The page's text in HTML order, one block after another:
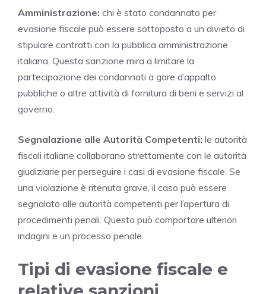
Amministrazione: chi è stato condannato per
evasione fiscale può essere sottoposto a un divieto di
stipulare contratti con la pubblica amministrazione
italiana. Questa sanzione mira a limitare la
partecipazione dei condannati a gare d’appalto
pubbliche o altre attività di fornitura di beni e servizi al
governo.
Segnalazione alle Autorità Competenti: le autorità
fiscali italiane collaborano strettamente con le autorità
giudiziarie per perseguire i casi di evasione fiscale. Se
una violazione è ritenuta grave, il caso può essere
segnalato alle autorità competenti per l’apertura di
procedimenti penali. Questo può comportare ulteriori
indagini e un processo penale.
Tipi di evasione fiscale e